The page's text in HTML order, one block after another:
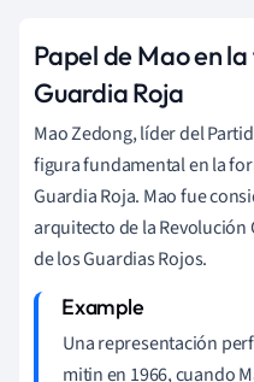
Papel de Mao en
Guardia Roja
Mao Zedong, líder del
figura fundamental en la
Guardia Roja. Mao fue
arquitecto de la
de los Guardias Rojos.
Una representación
mitin en 1966, cuando